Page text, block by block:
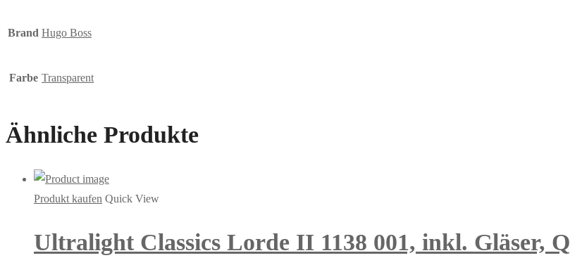
Brand Hugo Boss
Farbe Transparent
Ähnliche Produkte
Produkt kaufen Quick View
Ultralight Classics Lorde II 1138 001, inkl. Gläser,